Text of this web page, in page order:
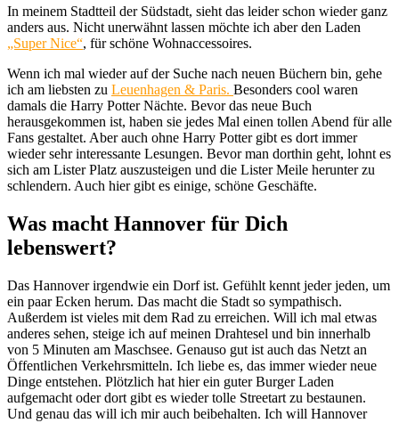
In meinem Stadtteil der Südstadt, sieht das leider schon wieder ganz
anders aus. Nicht unerwähnt lassen möchte ich aber den Laden
„Super Nice“, für schöne Wohnaccessoires.
Wenn ich mal wieder auf der Suche nach neuen Büchern bin, gehe
ich am liebsten zu Leuenhagen & Paris. Besonders cool waren
damals die Harry Potter Nächte. Bevor das neue Buch
herausgekommen ist, haben sie jedes Mal einen tollen Abend für alle
Fans gestaltet. Aber auch ohne Harry Potter gibt es dort immer
wieder sehr interessante Lesungen. Bevor man dorthin geht, lohnt es
sich am Lister Platz auszusteigen und die Lister Meile herunter zu
schlendern. Auch hier gibt es einige, schöne Geschäfte.
Was macht Hannover für Dich
lebenswert?
Das Hannover irgendwie ein Dorf ist. Gefühlt kennt jeder jeden, um
ein paar Ecken herum. Das macht die Stadt so sympathisch.
Außerdem ist vieles mit dem Rad zu erreichen. Will ich mal etwas
anderes sehen, steige ich auf meinen Drahtesel und bin innerhalb
von 5 Minuten am Maschsee. Genauso gut ist auch das Netzt an
Öffentlichen Verkehrsmitteln. Ich liebe es, das immer wieder neue
Dinge entstehen. Plötzlich hat hier ein guter Burger Laden
aufgemacht oder dort gibt es wieder tolle Streetart zu bestaunen.
Und genau das will ich mir auch beibehalten. Ich will Hannover